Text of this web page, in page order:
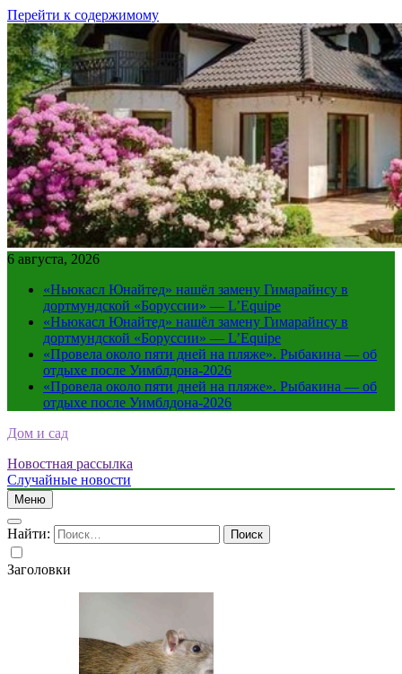
Перейти к содержимому
6 августа, 2026
«Ньюкасл Юнайтед» нашёл замену Гимарайнсу в
дортмундской «Боруссии» — L’Equipe
«Ньюкасл Юнайтед» нашёл замену Гимарайнсу в
дортмундской «Боруссии» — L’Equipe
«Провела около пяти дней на пляже». Рыбакина — об
отдыхе после Уимблдона-2026
«Провела около пяти дней на пляже». Рыбакина — об
отдыхе после Уимблдона-2026
Дом и сад
Новостная рассылка
Случайные новости
Меню
Найти:
Заголовки